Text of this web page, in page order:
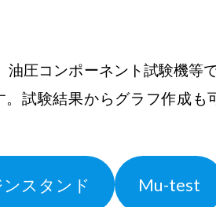
圧コンポーネント試験機等
試験結果からグラフ作成
スタンド Mu-test